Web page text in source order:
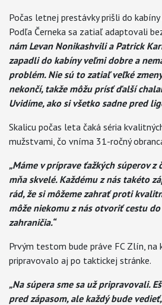
Počas letnej prestávky prišli do
Podľa Černeka sa zatiaľ adaptovali
nám Levan Nonikashvili a Patrick
zapadli do kabíny veľmi dobre a
problém. Nie sú to zatiaľ veľké
nekončí, takže môžu prísť ďalší
Uvidíme, ako si všetko sadne pred
Skalicu počas leta čaká séria
mužstvami, čo vníma 31-ročný
„Máme v príprave ťažkých súperov z
mňa skvelé. Každému z nás takéto
rád, že si môžeme zahrať proti
môže niekomu z nás otvoriť cestu
zahraničia.“
Prvým testom bude práve FC Zlín,
pripravovalo aj po taktickej stránke.
„Na súpera sme sa už pripravovali.
pred zápasom, ale každý bude